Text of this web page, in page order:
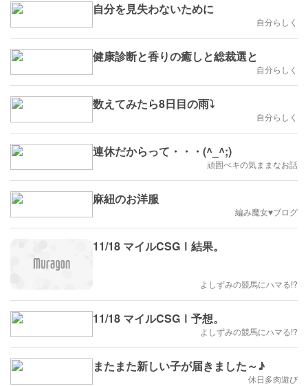
自分を見失わないために
自分らしく
健康診断と香りの癒しと総裁選と
自分らしく
数えてみたら8日目の雨⤵️
自分らしく
連休だからって・・・(^_^;)
頑固ぺキの気ままなお話
麻紐のお洋服
編み魔女♥ブログ
11/18 マイルCSGⅠ結果。
よしずみの競馬にハマる!?
11/18 マイルCSGⅠ予想。
よしずみの競馬にハマる!?
またまた新しい子が届きました～♪
休日多肉遊び